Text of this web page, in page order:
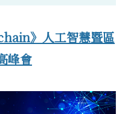
》人工智慧暨區
峰會